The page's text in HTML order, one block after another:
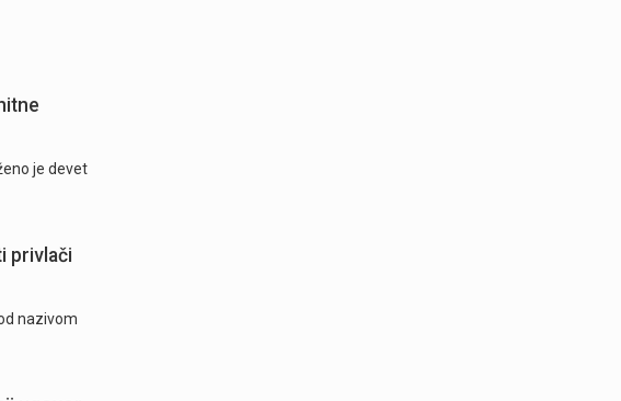
je devet
privlači
nazivom